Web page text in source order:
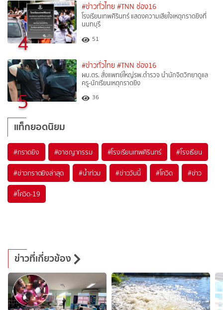
4
#ข่าวทั่วไทย #TNN ช่อง16
โรงเรียนเทพศิรินทร์ แสดงความเสียใจเหตุกราดยิงที่
นนทบุรี
51
5
#ข่าวทั่วไทย #TNN ช่อง16
ผบ.ตร. สั่งแพทย์ใหญ่รพ.ตำรวจ นำนักจิตวิทยาดูแล
ครู-นักเรียนเหตุกราดยิง
36
แท็กยอดนิยม
#กราดยิง #อาชญากรรม #โรงเรียนเทพศิรินทร์ #โรงเรียน
#ข่าวกราดยิงล่าสุด #น้ำท่วม #ข่าววันนี้ #โควิด #ข่าว
#โควิด-19
ข่าวที่เกี่ยวข้อง